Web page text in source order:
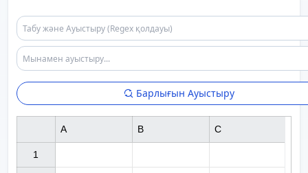
Барлығын Ауыстыру
1
A B C